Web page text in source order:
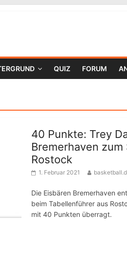
QUIZ FORUM
40 Punkte: Trey
Bremerhaven zum
Rostock
1. Februar 2021
Die Eisbären Bremerhaven
beim Tabellenführer aus
mit 40 Punkten überragt.